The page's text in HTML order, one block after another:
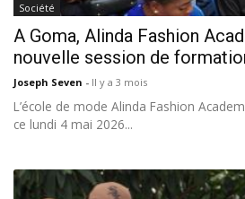
Société
A Goma, Alinda Fashion
nouvelle session de
Joseph Seven - Il y a 3 mois
L’école de mode Alinda Fashion
ce lundi 4 mai 2026...